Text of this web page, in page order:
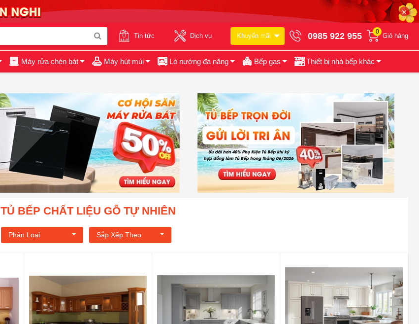
✕
Tin tức Dịch vụ Khuyến mãi 0985 922 955 0
Giỏ hàng
Máy rửa chén bát Máy hút mùi Lò nướng đa năng Bếp gas Thiết bị nhà bếp khác
TỦ BẾP CHẤT LIỆU GỖ TỰ NHIÊN
Phân Loại Sắp Xếp Theo